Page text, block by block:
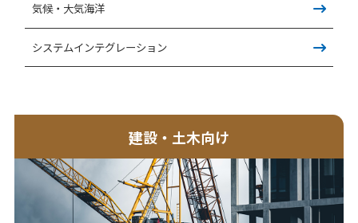
気候・大気海洋
システムインテグレーション
建設・土木向け